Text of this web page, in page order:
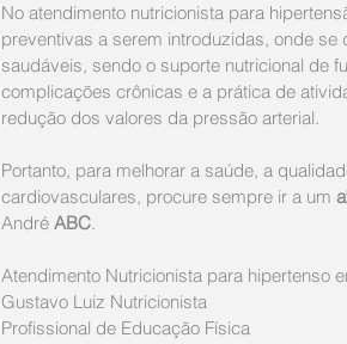
No atendimento nutricionista para
preventivas a serem introduzidas, onde
saudáveis, sendo o suporte nutricional de
complicações crônicas e a prática de
redução dos valores da pressão arterial.
Portanto, para melhorar a saúde, a
cardiovasculares, procure sempre ir a um
André ABC.
Atendimento Nutricionista para hipertenso
Gustavo Luiz Nutricionista ​
Profissional de Educação Física